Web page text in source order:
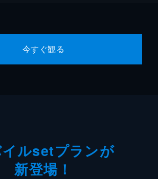
今すぐ観る
ルsetプランが
新登場！